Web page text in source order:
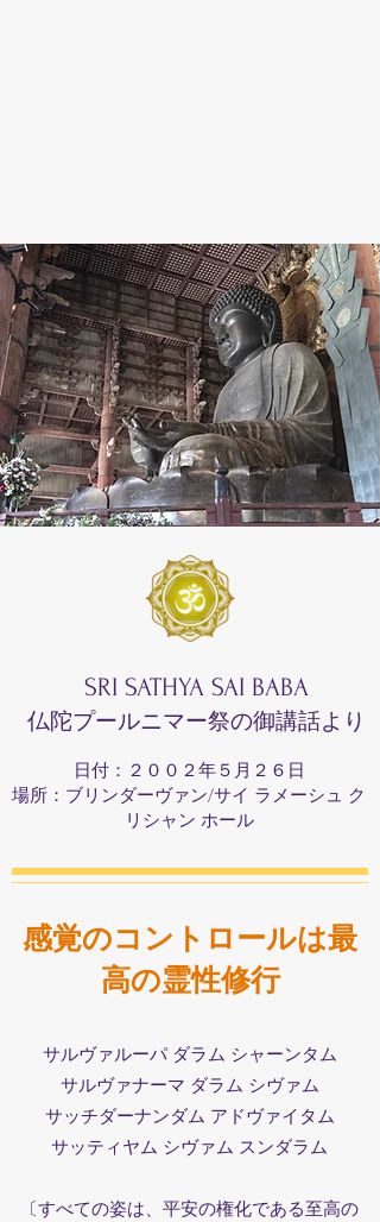
SRI SATHYA SAI BABA
仏陀プールニマー祭の御講話より
日付：２００２年５月２６日
場所：ブリンダーヴァン/サイ ラメーシュ ク
リシャン ホール
感覚のコントロールは最
高の霊性修行
サルヴァルーパ ダラム シャーンタム
サルヴァナーマ ダラム シヴァム
サッチダーナンダム アドヴァイタム
サッティヤム シヴァム スンダラム
〔すべての姿は、平安の権化である至高の